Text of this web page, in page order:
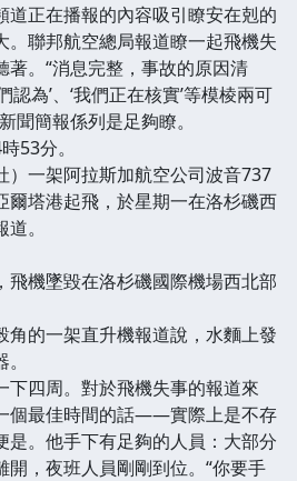
正在播報的內容吸引瞭安在剋的
。聯邦航空總局報道瞭一起飛機失
著。“消息完整，事故的原因清
認為’、‘我們正在核實’等模棱兩可
聞簡報係列是足夠瞭。
分。
一架阿拉斯加航空公司波音737
爾塔港起飛，於星期一在洛杉磯西
。
機墜毀在洛杉磯國際機場西北部
的一架直升機報道說，水麵上發
四周。對於飛機失事的報道來
個最佳時間的話——實際上是不存
。他手下有足夠的人員：大部分
開，夜班人員剛剛到位。“你要手